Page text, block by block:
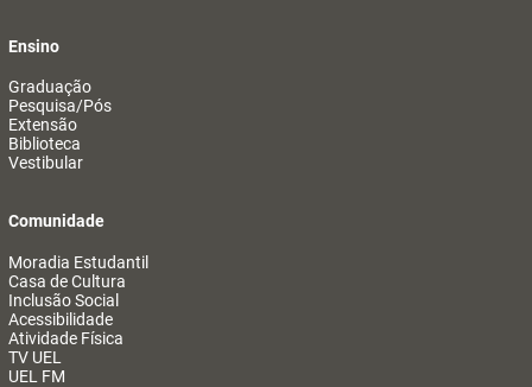
Ensino
Graduação
Pesquisa/Pós
Extensão
Biblioteca
Vestibular
Comunidade
Moradia Estudantil
Casa de Cultura
Inclusão Social
Acessibilidade
Atividade Física
TV UEL
UEL FM